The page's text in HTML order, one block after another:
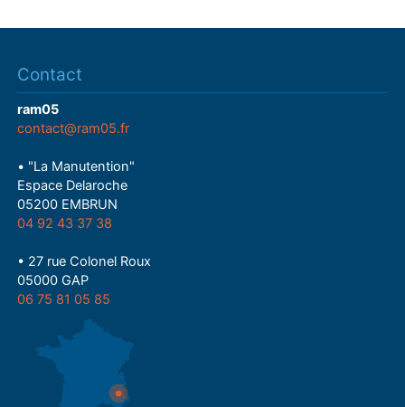
Contact
ram05
contact@ram05.fr
• "La Manutention"
Espace Delaroche
05200 EMBRUN
04 92 43 37 38
• 27 rue Colonel Roux
05000 GAP
06 75 81 05 85